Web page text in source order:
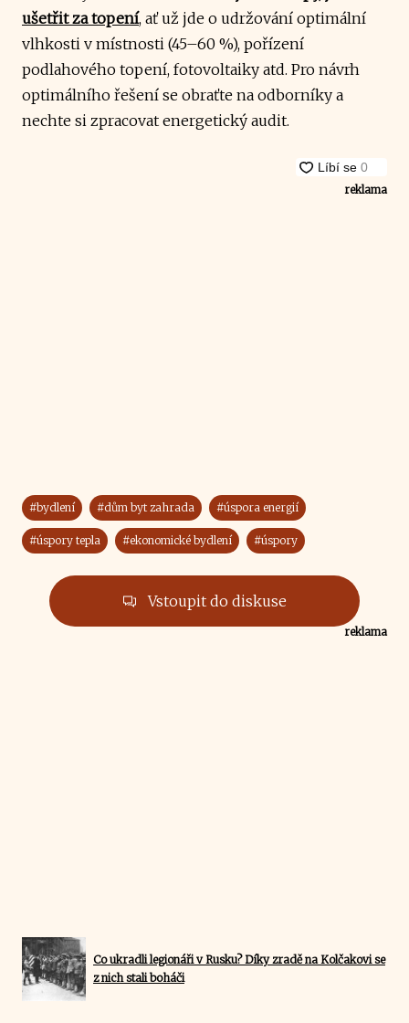
ušetřit za topení, ať už jde o udržování optimální
vlhkosti v místnosti (45–60 %), pořízení
podlahového topení, fotovoltaiky atd. Pro návrh
optimálního řešení se obraťte na odborníky a
nechte si zpracovat energetický audit.
reklama
#bydlení #dům byt zahrada #úspora energií
#úspory tepla #ekonomické bydlení #úspory
Vstoupit do diskuse
reklama
Co ukradli legionáři v Rusku? Díky zradě na Kolčakovi se
z nich stali boháči